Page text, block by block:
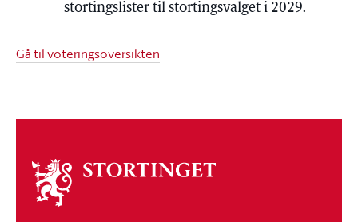
stortingslister til stortingsvalget i 2029.
Gå til voteringsoversikten
Om
stortinget